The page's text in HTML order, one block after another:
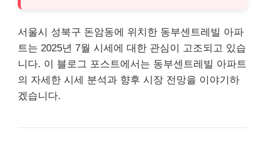
서울시 성북구 돈암동에 위치한 동부센트레빌 아파
트는 2025년 7월 시세에 대한 관심이 고조되고 있습
니다. 이 블로그 포스트에서는 동부센트레빌 아파트
의 자세한 시세 분석과 향후 시장 전망을 이야기하
겠습니다.